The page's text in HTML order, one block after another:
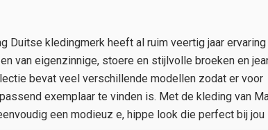
Duitse kledingmerk heeft al ruim veertig jaar ervaring
van eigenzinnige, stoere en stijlvolle broeken en
bevat veel verschillende modellen zodat er voor
exemplaar te vinden is. Met de kleding van
een modieuz e, hippe look die perfect bij jou